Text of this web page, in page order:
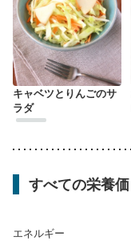
キャベツとりんごのサ
ラダ
すべての栄養価
エネルギー